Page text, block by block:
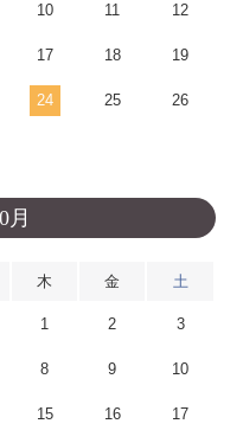
10 11 12
17 18 19
24 25 26
月
木 金 土
1 2 3
8 9 10
15 16 17